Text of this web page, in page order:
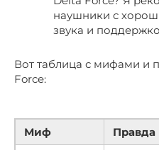
наушники с
звука и
Вот таблица с мифами и
Force:
Миф
Правда